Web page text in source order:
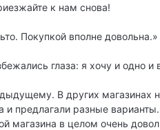
к нам снова!
Покупкой вполне довольна.»
глаза: я хочу и одно и
В других магазинах
предлагали разные варианты.
магазина в целом очень